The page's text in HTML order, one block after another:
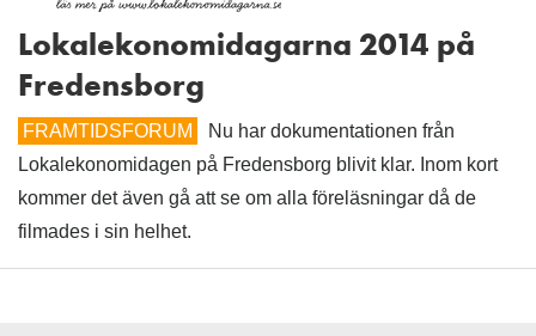
Lokalekonomidagarna 2014 på
Fredensborg
FRAMTIDSFORUM
Nu har dokumentationen från
Lokalekonomidagen på Fredensborg blivit klar. Inom kort
kommer det även gå att se om alla föreläsningar då de
filmades i sin helhet.